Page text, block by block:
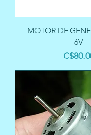
MOTOR DE
6V
Precio